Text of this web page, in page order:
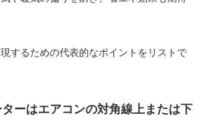
するための代表的なポイントをリストで
ーはエアコンの対角線上または下